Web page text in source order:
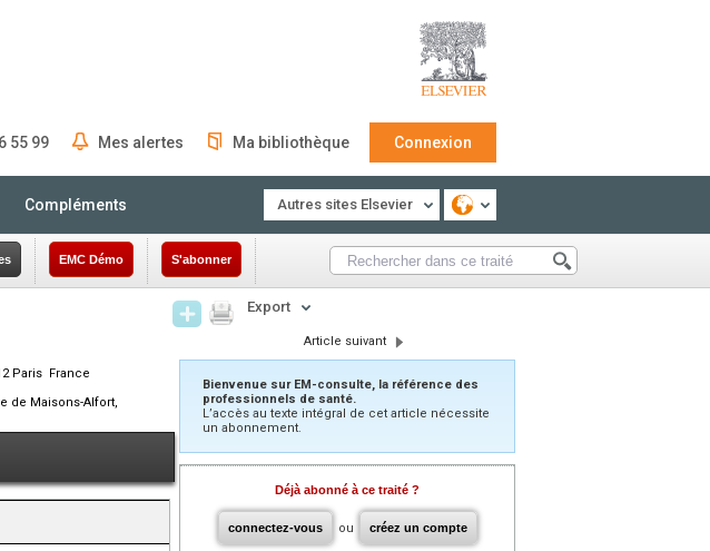
55 99 Mes alertes Ma bibliothèque Connexion
Compléments Autres sites Elsevier
EMC Démo S'abonner
Paris France
de Maisons-Alfort,
Export
Article suivant
Bienvenue sur EM-consulte, la référence des
professionnels de santé.
L’accès au texte intégral de cet article nécessite
un abonnement.
Déjà abonné à ce traité ?
connectez-vous ou créez un compte